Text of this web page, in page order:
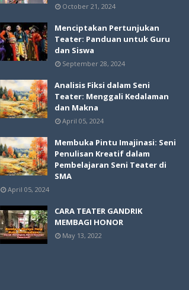
October 21, 2024
Menciptakan Pertunjukan
Teater: Panduan untuk Guru
dan Siswa
September 28, 2024
Analisis Fiksi dalam Seni
Teater: Menggali Kedalaman
dan Makna
April 05, 2024
Membuka Pintu Imajinasi: Seni
Penulisan Kreatif dalam
Pembelajaran Seni Teater di
SMA
April 05, 2024
CARA TEATER GANDRIK
MEMBAGI HONOR
May 13, 2022